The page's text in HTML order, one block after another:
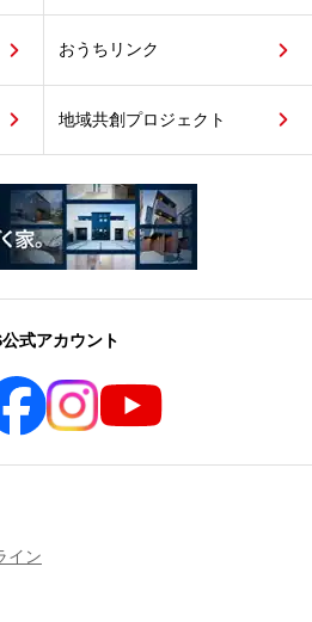
おうちリンク
地域共創プロジェクト
式アカウント
イン